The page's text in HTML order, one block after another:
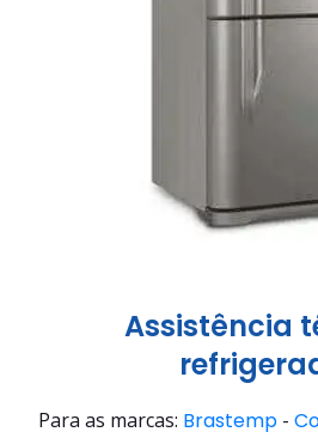
Assistência
Para as marcas: Brastemp -